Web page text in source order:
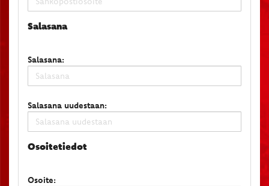
Salasana
Salasana:
Salasana uudestaan:
Osoitetiedot
Osoite: